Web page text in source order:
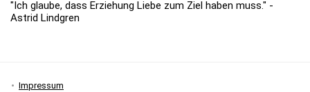
"Ich glaube, dass Erziehung Liebe zum Ziel haben muss." -
Astrid Lindgren
Impressum